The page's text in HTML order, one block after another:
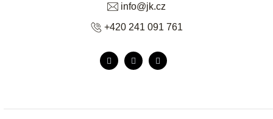
info@jk.cz
+420 241 091 761